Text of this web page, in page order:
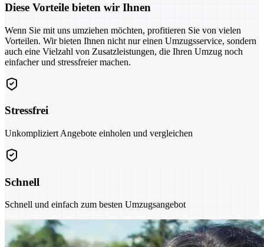
Diese Vorteile bieten wir Ihnen
Wenn Sie mit uns umziehen möchten, profitieren Sie von vielen
Vorteilen. Wir bieten Ihnen nicht nur einen Umzugsservice, sondern
auch eine Vielzahl von Zusatzleistungen, die Ihren Umzug noch
einfacher und stressfreier machen.
Stressfrei
Unkompliziert Angebote einholen und vergleichen
Schnell
Schnell und einfach zum besten Umzugsangebot